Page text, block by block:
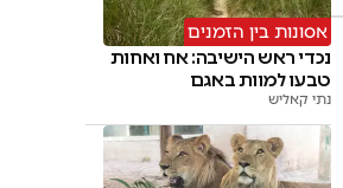
אסונות בין הזמנים
נכדי ראש הישיבה: אח ואחות
טבעו למוות באגם
נתי קאליש